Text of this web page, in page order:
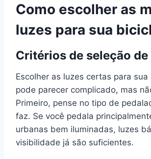
Como escolher as
luzes para sua
Critérios de seleção
Escolher as luzes certas para sua
pode parecer complicado, mas
Primeiro, pense no tipo de
faz. Se você pedala
urbanas bem iluminadas, luzes
visibilidade já são suficientes.